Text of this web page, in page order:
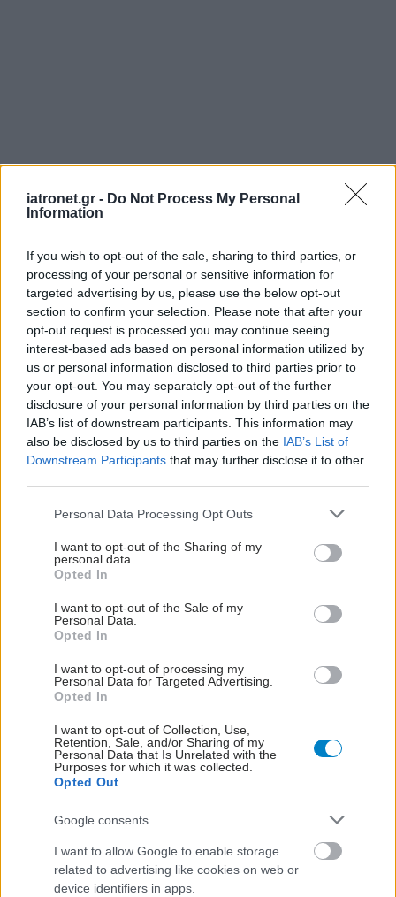
iatronet.gr - Do Not Process My Personal
Information
If you wish to opt-out of the sale, sharing to third parties, or
processing of your personal or sensitive information for
targeted advertising by us, please use the below opt-out
section to confirm your selection. Please note that after your
opt-out request is processed you may continue seeing
interest-based ads based on personal information utilized by
us or personal information disclosed to third parties prior to
your opt-out. You may separately opt-out of the further
disclosure of your personal information by third parties on the
IAB’s list of downstream participants. This information may
also be disclosed by us to third parties on the IAB’s List of
Downstream Participants that may further disclose it to other
Please note that this website/app uses one or more Google
not limited to your visit or usage behaviour. You may click to
grant or deny consent to Google and its third-party tags to
use your data for below specified purposes in below Google
consent section.
Personal Data Processing Opt Outs
I want to opt-out of the Sharing of my
personal data.
Opted In
I want to opt-out of the Sale of my
Personal Data.
Opted In
I want to opt-out of processing my
Personal Data for Targeted Advertising.
Opted In
I want to opt-out of Collection, Use,
Retention, Sale, and/or Sharing of my
Personal Data that Is Unrelated with the
Purposes for which it was collected.
Opted Out
Google consents
I want to allow Google to enable storage
related to advertising like cookies on web or
device identifiers in apps.
ΜΠΕΙΤΕ ΣΤΗ ΣΥΖΗΤΗΣΗ
Loading...